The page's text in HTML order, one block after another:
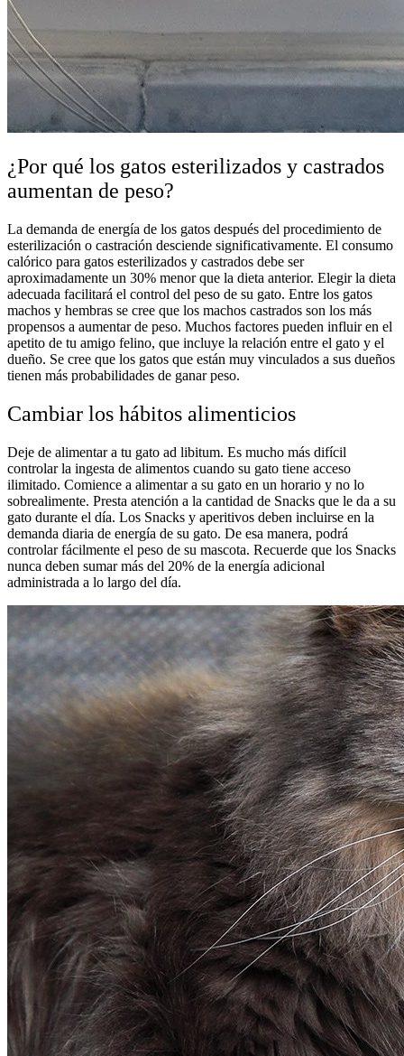
¿Por qué los gatos esterilizados y castrados
aumentan de peso?
La demanda de energía de los gatos después del procedimiento de
esterilización o castración desciende significativamente. El consumo
calórico para gatos esterilizados y castrados debe ser
aproximadamente un 30% menor que la dieta anterior. Elegir la dieta
adecuada facilitará el control del peso de su gato. Entre los gatos
machos y hembras se cree que los machos castrados son los más
propensos a aumentar de peso. Muchos factores pueden influir en el
apetito de tu amigo felino, que incluye la relación entre el gato y el
dueño. Se cree que los gatos que están muy vinculados a sus dueños
tienen más probabilidades de ganar peso.
Cambiar los hábitos alimenticios
Deje de alimentar a tu gato ad libitum. Es mucho más difícil
controlar la ingesta de alimentos cuando su gato tiene acceso
ilimitado. Comience a alimentar a su gato en un horario y no lo
sobrealimente. Presta atención a la cantidad de Snacks que le da a su
gato durante el día. Los Snacks y aperitivos deben incluirse en la
demanda diaria de energía de su gato. De esa manera, podrá
controlar fácilmente el peso de su mascota. Recuerde que los Snacks
nunca deben sumar más del 20% de la energía adicional
administrada a lo largo del día.